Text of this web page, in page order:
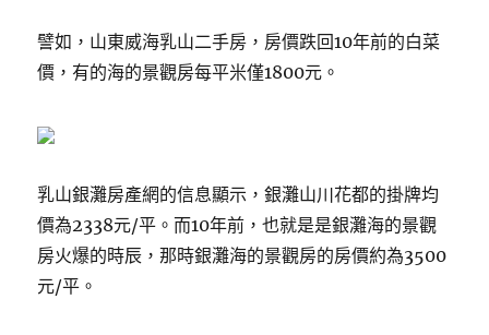
譬如，山東威海乳山二手房，房價跌回10年前的白菜
價，有的海的景觀房每平米僅1800元。
乳山銀灘房產網的信息顯示，銀灘山川花都的掛牌均
價為2338元/平。而10年前，也就是是銀灘海的景觀
房火爆的時辰，那時銀灘海的景觀房的房價約為3500
元/平。